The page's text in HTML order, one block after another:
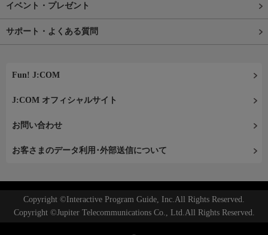
イベント・プレゼント
サポート・よくある質問
Fun! J:COM
J:COM オフィシャルサイト
お問い合わせ
お客さまのデータ利用･外部送信について
Copyright ©Interactive Program Guide, Inc.All Rights Reserved.
Copyright ©Jupiter Telecommunications Co., Ltd.All Rights Reserved.